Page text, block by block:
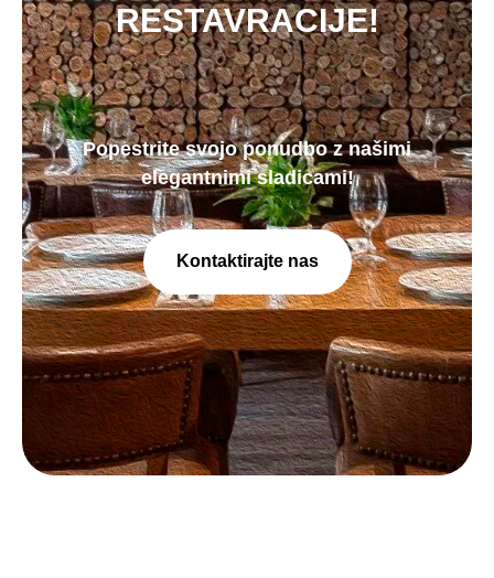
RESTAVRACIJE!
Popestrite svojo ponudbo z našimi
elegantnimi sladicami!
Kontaktirajte nas